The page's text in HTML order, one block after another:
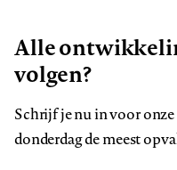
Alle
volgen?
Schrijf je nu in voor
donderdag de meest